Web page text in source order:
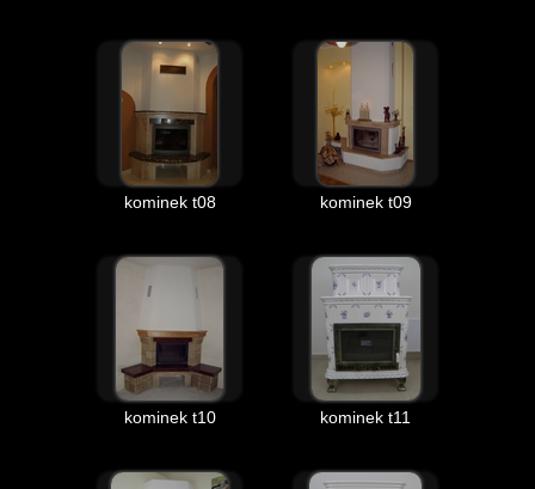
kominek t08 kominek t09
kominek t10 kominek t11